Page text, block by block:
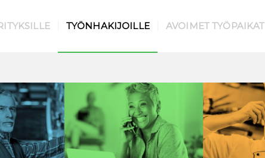
TYÖNHAKIJOILLE AVOIMET TYÖPAIKAT